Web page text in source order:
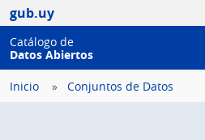
gub.uy
Catálogo de
Datos Abiertos
Inicio Conjuntos de Datos